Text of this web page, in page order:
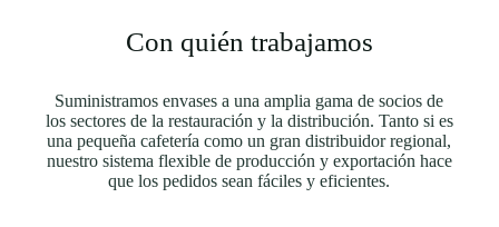
Con quién trabajamos
Suministramos envases a una amplia gama de socios de
los sectores de la restauración y la distribución. Tanto si es
una pequeña cafetería como un gran distribuidor regional,
nuestro sistema flexible de producción y exportación hace
que los pedidos sean fáciles y eficientes.